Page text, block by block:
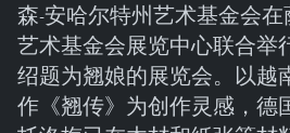
森-安哈尔特州艺术基金会
艺术基金会展览中心联合举
绍题为翘娘的展览会。以越
作《翘传》为创作灵感，德